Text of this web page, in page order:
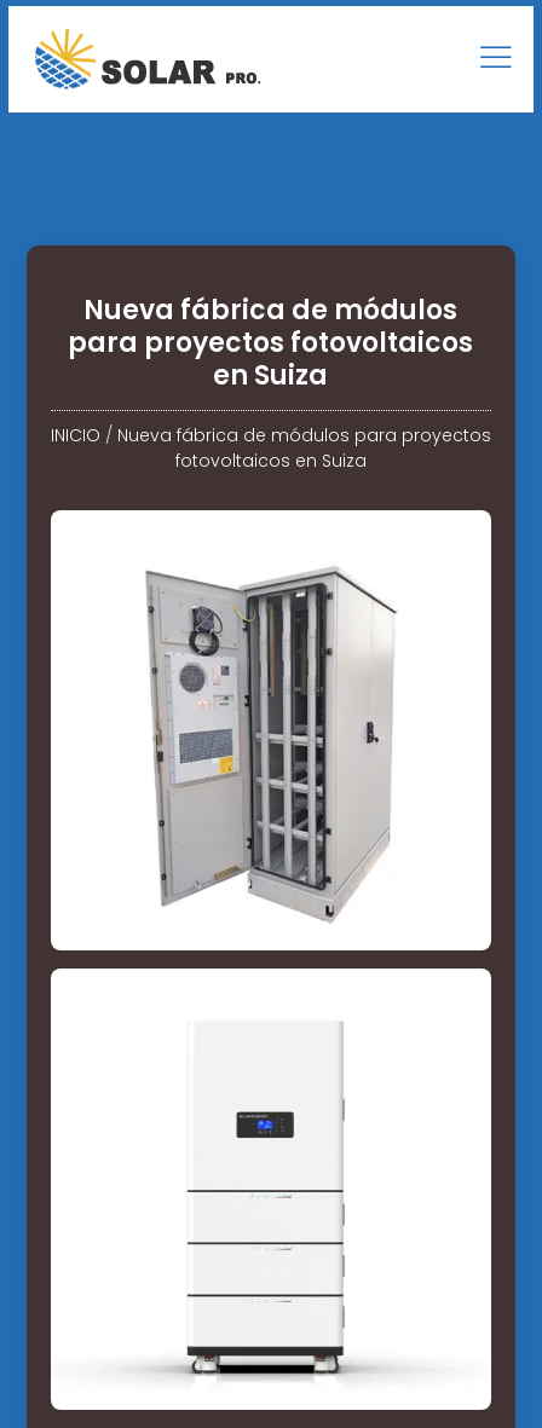
Nueva fábrica de módulos
para proyectos fotovoltaicos
en Suiza
INICIO / Nueva fábrica de módulos para proyectos
fotovoltaicos en Suiza